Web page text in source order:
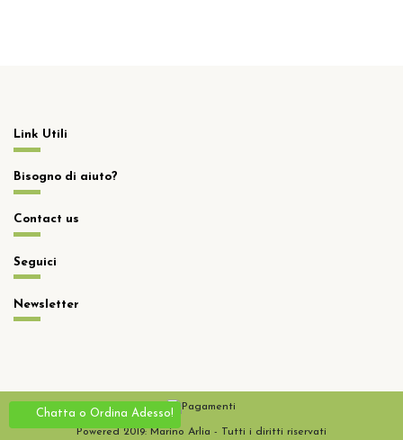
Chatta o Ordina Adesso!
Link Utili
Bisogno di aiuto?
Contact us
Seguici
Newsletter
Powered 2019: Marino Arlia - Tutti i diritti riservati